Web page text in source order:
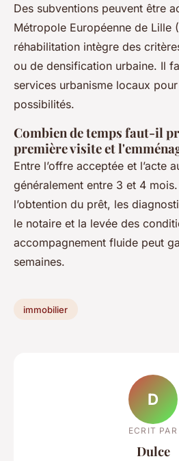
Des subventions peuvent être
Métropole Européenne de Lille
réhabilitation intègre des
ou de densification urbaine. Il
services urbanisme locaux
possibilités.
Combien de temps faut-il
première visite et
Entre l’offre acceptée et l’acte
généralement entre 3 et 4
l’obtention du prêt, les
le notaire et la levée des
accompagnement fluide peut
semaines.
immobilier
D
ECRIT PAR
Dulce